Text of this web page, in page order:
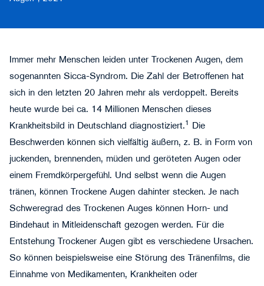
Immer mehr Menschen leiden unter Trockenen Augen, dem
sogenannten Sicca-Syndrom. Die Zahl der Betroffenen hat
sich in den letzten 20 Jahren mehr als verdoppelt. Bereits
heute wurde bei ca. 14 Millionen Menschen dieses
Krankheitsbild in Deutschland diagnostiziert.1
Die
Beschwerden können sich vielfältig äußern, z. B. in Form von
juckenden, brennenden, müden und geröteten Augen oder
einem Fremdkörpergefühl. Und selbst wenn die Augen
tränen, können Trockene Augen dahinter stecken. Je nach
Schweregrad des Trockenen Auges können Horn- und
Bindehaut in Mitleidenschaft gezogen werden. Für die
Entstehung Trockener Augen gibt es verschiedene Ursachen.
So können beispielsweise eine Störung des Tränenfilms, die
Einnahme von Medikamenten, Krankheiten oder